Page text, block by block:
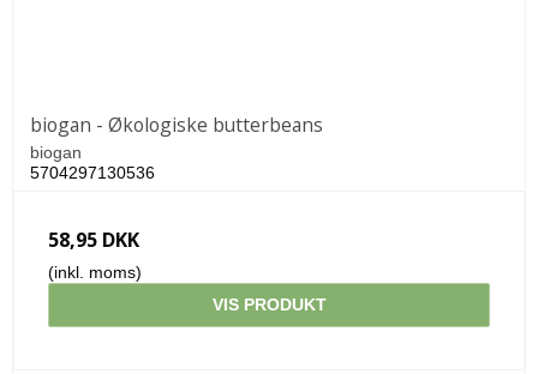
biogan - Økologiske butterbeans
biogan
5704297130536
58,95 DKK
(inkl. moms)
VIS PRODUKT